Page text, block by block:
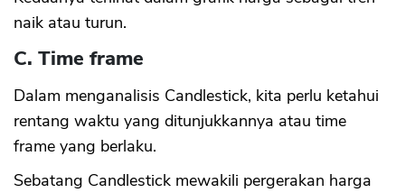
naik atau turun.
C. Time frame
Dalam menganalisis Candlestick, kita perlu ketahui
rentang waktu yang ditunjukkannya atau time
frame yang berlaku.
Sebatang Candlestick mewakili pergerakan harga